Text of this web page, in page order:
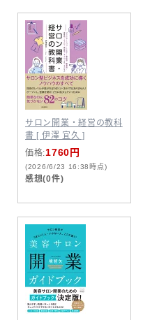
サロン開業・経営の教科
書 [ 伊澤 宜久 ]
価格:1760円
(2026/6/23 16:38時点)
感想(0件)